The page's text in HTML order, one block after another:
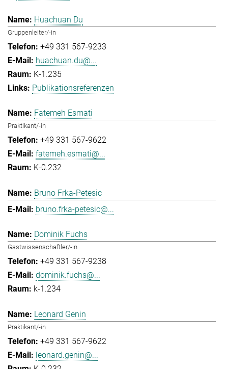
Huachuan Du
Gruppenleiter/-in
+49 331 567-9233
huachuan.du@...
K-1.235
Publikationsreferenzen
Fatemeh Esmati
Praktikant/-in
+49 331 567-9622
fatemeh.esmati@...
K-0.232
Bruno Frka-Petesic
bruno.frka-petesic@...
Dominik Fuchs
Gastwissenschaftler/-in
+49 331 567-9238
dominik.fuchs@...
k-1.234
Leonard Genin
Praktikant/-in
+49 331 567-9622
leonard.genin@...